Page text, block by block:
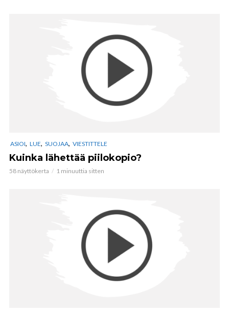
ASIOI, LUE, SUOJAA, VIESTITTELE
Kuinka lähettää piilokopio?
58 näyttökerta 1 minuuttia sitten